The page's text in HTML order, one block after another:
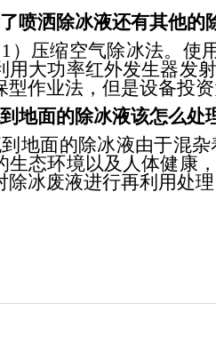
喷洒除冰液还有其他的
压缩空气除冰法。使用
用大功率红外发生器发
型作业法，但是设备投
地面的除冰液该怎么处
面的除冰液由于混杂
生态环境以及人体健康
除冰废液进行再利用处